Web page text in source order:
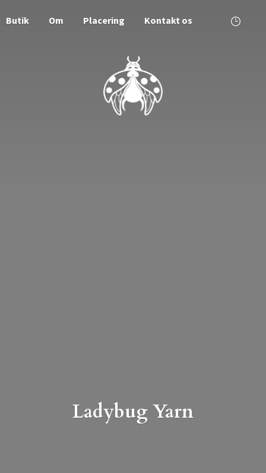
Butik Om Placering Kontakt os
Ladybug Yarn